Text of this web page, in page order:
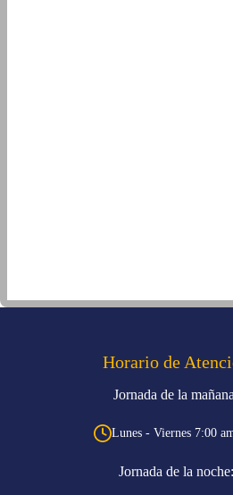
Horario de
Jornada de la
Lunes - Viernes 7:00
Jornada de la noche: